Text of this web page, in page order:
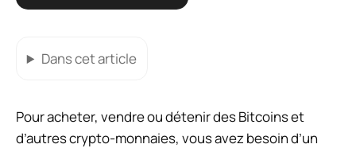
Dans cet article
Pour acheter, vendre ou détenir des Bitcoins et
d’autres crypto-monnaies, vous avez besoin d’un